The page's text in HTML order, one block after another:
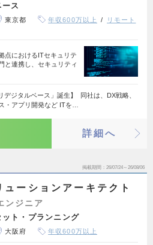
ス
東京都 年収600万以上
リモート
点におけるITセキュリテ
と連携し、セキュリティ
デジタルベース」誕生】 同社は、DX戦略、
・アプリ開発など ITを…
詳細へ
掲載期間 26/07/24～26/08/06
ーションアーキテクト
ンジニア
ト・プランニング
大阪府 年収600万以上